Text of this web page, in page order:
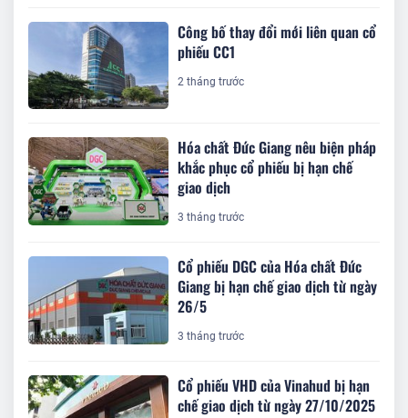
Công bố thay đổi mới liên quan cổ
phiếu CC1
2 tháng trước
Hóa chất Đức Giang nêu biện pháp
khắc phục cổ phiếu bị hạn chế
giao dịch
3 tháng trước
Cổ phiếu DGC của Hóa chất Đức
Giang bị hạn chế giao dịch từ ngày
26/5
3 tháng trước
Cổ phiếu VHD của Vinahud bị hạn
chế giao dịch từ ngày 27/10/2025